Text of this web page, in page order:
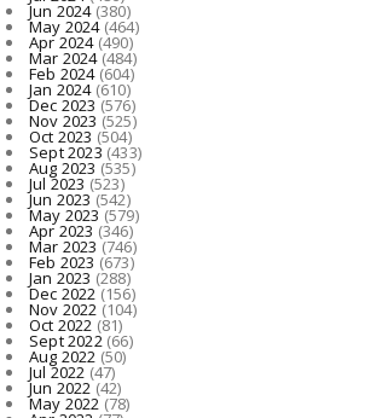
Jun 2024(380)
May 2024(464)
Apr 2024(490)
Mar 2024(484)
Feb 2024(604)
Jan 2024(610)
Dec 2023(576)
Nov 2023 (525)
Oct 2023 (504)
Sept 2023 (433)
Aug 2023 (535)
Jul 2023 (523)
Jun 2023(542)
May 2023(579)
Apr 2023 (346)
Mar 2023 (746)
Feb 2023 (673)
Jan 2023 (288)
Dec 2022(156)
Nov 2022 (104)
Oct 2022 (81)
Sept 2022(66)
Aug 2022 (50)
Jul 2022 (47)
Jun 2022(42)
May 2022(78)